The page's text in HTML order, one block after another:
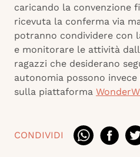
caricando la convenzione
ricevuta la conferma via
potranno condividere con
e monitorare le attività
ragazzi che desiderano
autonomia possono
sulla piattaforma
CONDIVIDI